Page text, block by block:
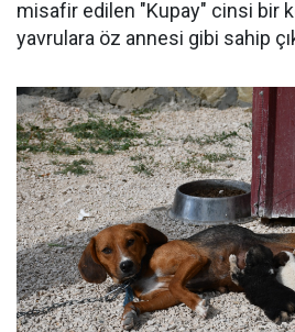
misafir edilen "Kupay" cinsi bir
yavrulara öz annesi gibi sahip